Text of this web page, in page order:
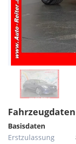
Fahrzeugdaten
Basisdaten
Erstzulassung